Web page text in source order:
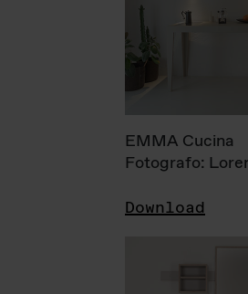
EMMA Cucina
Fotografo:
Download